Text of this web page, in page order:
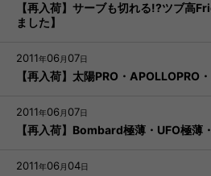
【再入荷】サーブも切れる!?ツブ高
ました】
2011年06 月 07日
【再入荷】太陽PRO・APOLLOPRO
2011年06 月 07日
【再入荷】Bombard極薄・UFO極
2011年06 月 04日